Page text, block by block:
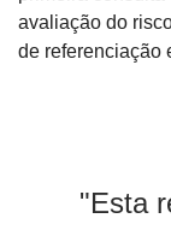
avaliação do
de referenciação
"Esta